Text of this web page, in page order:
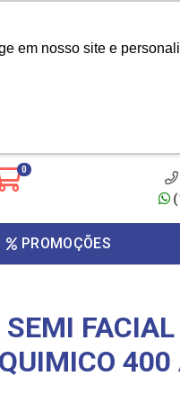
em nosso site e
0
PROMOÇÕES
400